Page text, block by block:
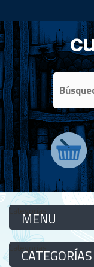
Categorías
Categorías